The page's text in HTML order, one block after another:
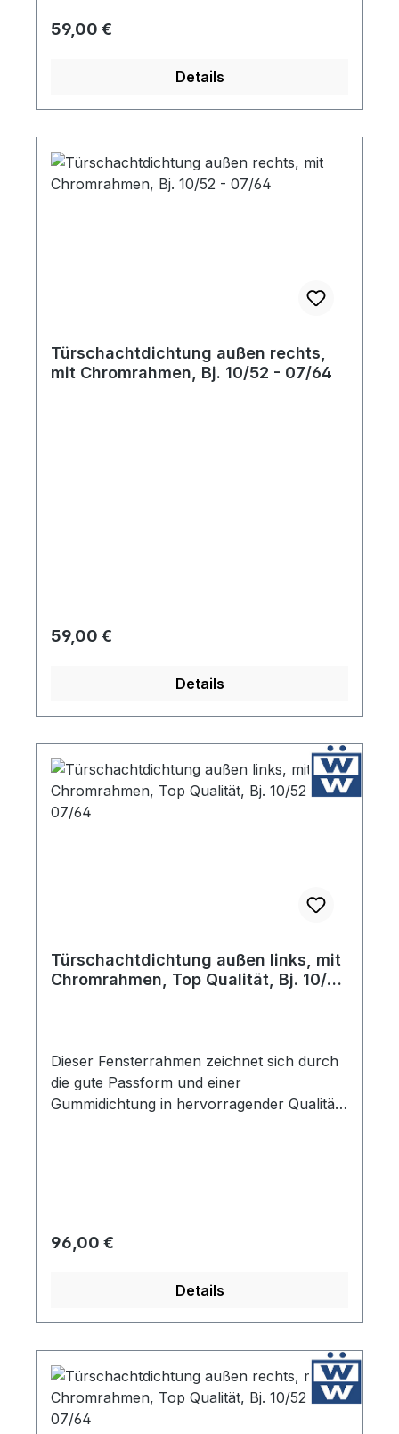
Regulärer Preis:
59,00 €
Details
Türschachtdichtung außen rechts,
mit Chromrahmen, Bj. 10/52 - 07/64
Regulärer Preis:
59,00 €
Details
Türschachtdichtung außen links, mit
Chromrahmen, Top Qualität, Bj. 10/52
Dieser Fensterrahmen zeichnet sich durch
die gute Passform und einer
Gummidichtung in hervorragender Qualität
Regulärer Preis:
96,00 €
Details